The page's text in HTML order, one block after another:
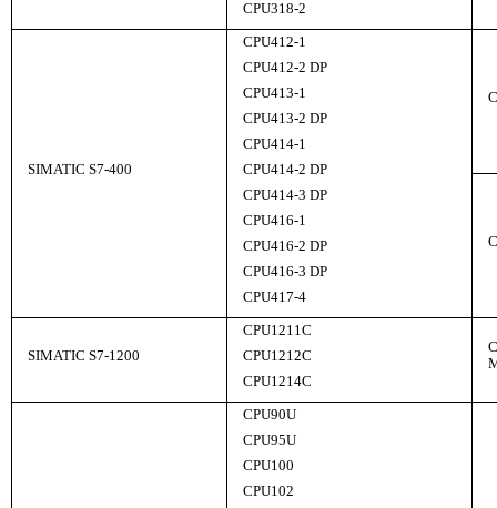
CPU318-2
SIMATIC S7-400
CPU412-1
CPU412-2 DP
CPU413-1
CPU413-2 DP
CPU414-1
CPU414-2 DP
CPU414-3 DP
CPU416-1
CPU416-2 DP
CPU416-3 DP
CPU417-4
SIMATIC S7-1200
CPU1211C
CPU1212C
CPU1214C
CPU90U
CPU95U
CPU100
CPU102